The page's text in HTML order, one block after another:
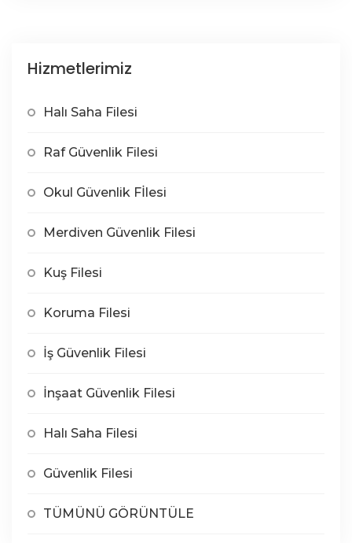
Hizmetlerimiz
Halı Saha Filesi
Raf Güvenlik Filesi
Okul Güvenlik Fİlesi
Merdiven Güvenlik Filesi
Kuş Filesi
Koruma Filesi
İş Güvenlik Filesi
İnşaat Güvenlik Filesi
Halı Saha Filesi
Güvenlik Filesi
TÜMÜNÜ GÖRÜNTÜLE